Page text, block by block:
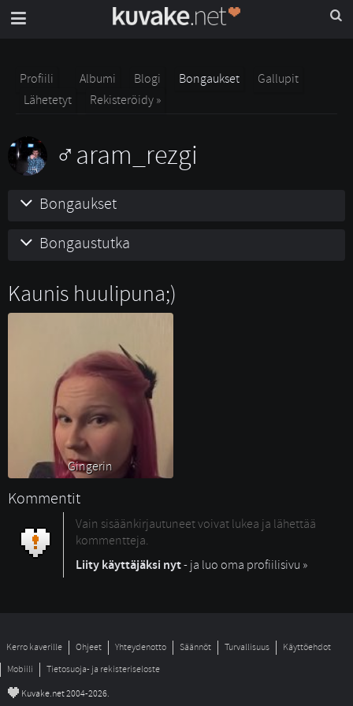
Profiili Albumi Blogi Bongaukset
Gallupit
Lähetetyt
Rekisteröidy »
aram_rezgi
Bongaukset
Bongaustutka
Kaunis huulipuna;)
Gingerin
Kommentit
Vain sisäänkirjautuneet voivat lukea ja lähettää
kommentteja.
Liity käyttäjäksi nyt- ja luo oma profiilisivu »
Kerro kaverille Ohjeet Yhteydenotto Säännöt Turvallisuus
Käyttöehdot
Mobiili
Tietosuoja- ja rekisteriseloste
© Kuvake.net 2004-2026.